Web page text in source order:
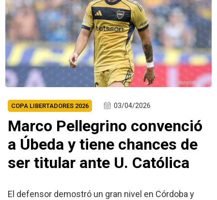
planetabj.com
COPA LIBERTADORES 2026 03/04/2026
Marco Pellegrino convenció
a Úbeda y tiene chances de
ser titular ante U. Católica
El defensor demostró un gran nivel en Córdoba y